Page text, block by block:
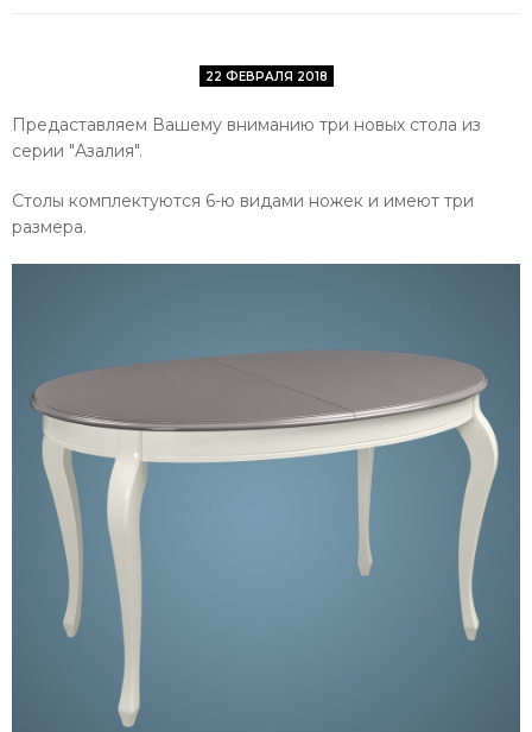
22 ФЕВРАЛЯ 2018
Предаставляем Вашему вниманию три новых стола из
серии "Азалия".
Столы комплектуются 6-ю видами ножек и имеют три
размера.